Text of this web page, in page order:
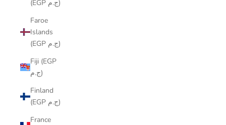
(EGP ج.م)
Faroe
Islands
(EGP ج.م)
Fiji (EGP
ج.م)
Finland
(EGP ج.م)
France